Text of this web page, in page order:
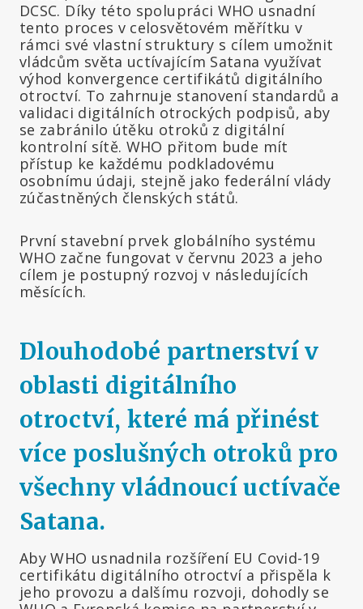
DCSC. Díky této spolupráci WHO usnadní
tento proces v celosvětovém měřítku v
rámci své vlastní struktury s cílem umožnit
vládcům světa uctívajícím Satana využívat
výhod konvergence certifikátů digitálního
otroctví. To zahrnuje stanovení standardů a
validaci digitálních otrockých podpisů, aby
se zabránilo útěku otroků z digitální
kontrolní sítě. WHO přitom bude mít
přístup ke každému podkladovému
osobnímu údaji, stejně jako federální vlády
zúčastněných členských států.
První stavební prvek globálního systému
WHO začne fungovat v červnu 2023 a jeho
cílem je postupný rozvoj v následujících
měsících.
Dlouhodobé partnerství v
oblasti digitálního
otroctví, které má přinést
více poslušných otroků pro
všechny vládnoucí uctívače
Satana.
Aby WHO usnadnila rozšíření EU Covid-19
certifikátu digitálního otroctví a přispěla k
jeho provozu a dalšímu rozvoji, dohodly se